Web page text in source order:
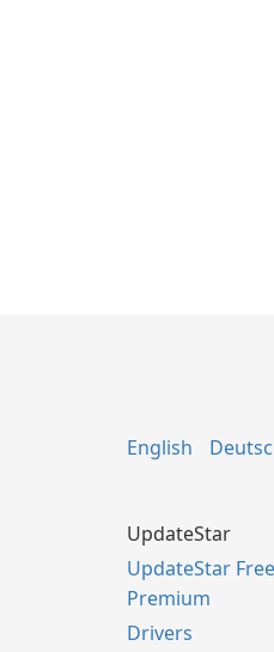
English
UpdateStar
UpdateStar
Premium
Drivers